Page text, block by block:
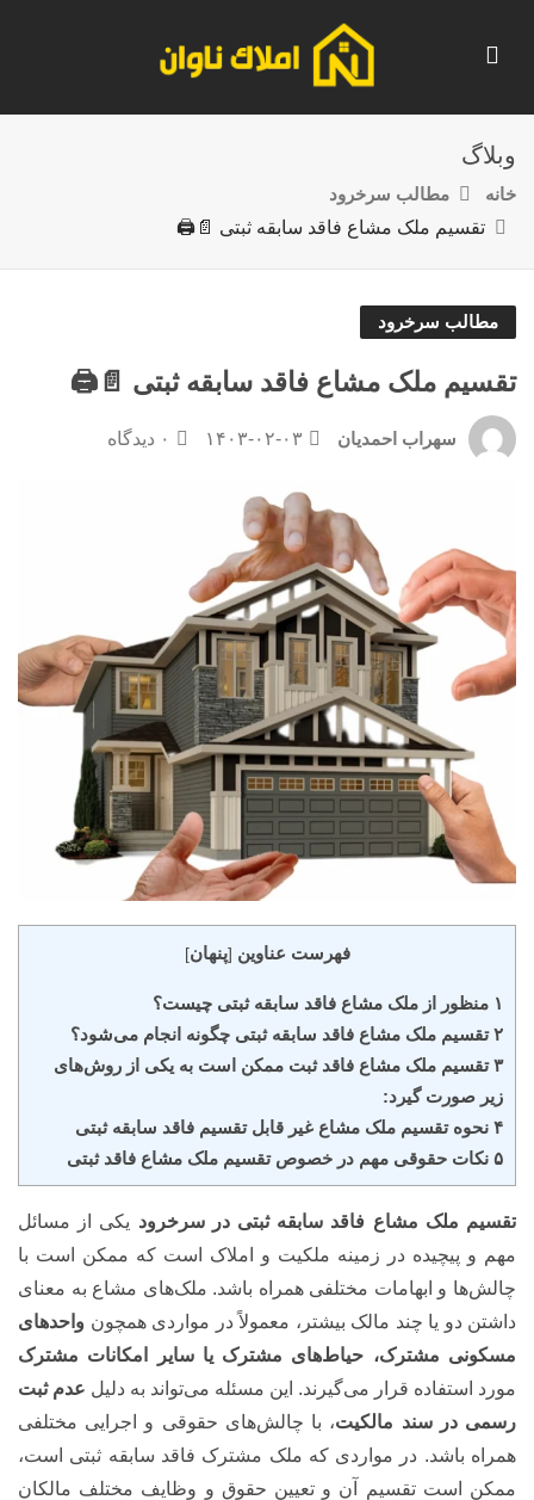
وبلاگ
خانه
مطالب سرخرود
تقسیم ملک مشاع فاقد سابقه ثبتی 📄🖨️
مطالب سرخرود
تقسیم ملک مشاع فاقد سابقه ثبتی 📄🖨️
سهراب احمدیان ۱۴۰۳-۰۲-۰۳ ۰ دیدگاه
فهرست عناوین [پنهان]
۱ منظور از ملک مشاع فاقد سابقه ثبتی چیست؟
۲ تقسیم ملک مشاع فاقد سابقه ثبتی چگونه انجام می‌شود؟
۳ تقسیم ملک مشاع فاقد ثبت ممکن است به یکی از روش‌های
زیر صورت گیرد:
۴ نحوه تقسیم ملک مشاع غیر قابل تقسیم فاقد سابقه ثبتی
۵ نکات حقوقی مهم در خصوص تقسیم ملک مشاع فاقد ثبتی
تقسیم ملک مشاع فاقد سابقه ثبتی در سرخرود یکی از مسائل
مهم و پیچیده در زمینه ملکیت و املاک است که ممکن است با
چالش‌ها و ابهامات مختلفی همراه باشد. ملک‌های مشاع به معنای
داشتن دو یا چند مالک بیشتر، معمولاً در مواردی همچون واحدهای
مسکونی مشترک، حیاط‌های مشترک یا سایر امکانات مشترک
مورد استفاده قرار می‌گیرند. این مسئله می‌تواند به دلیل عدم ثبت
رسمی در سند مالکیت، با چالش‌های حقوقی و اجرایی مختلفی
همراه باشد. در مواردی که ملک مشترک فاقد سابقه ثبتی است،
ممکن است تقسیم آن و تعیین حقوق و وظایف مختلف مالکان